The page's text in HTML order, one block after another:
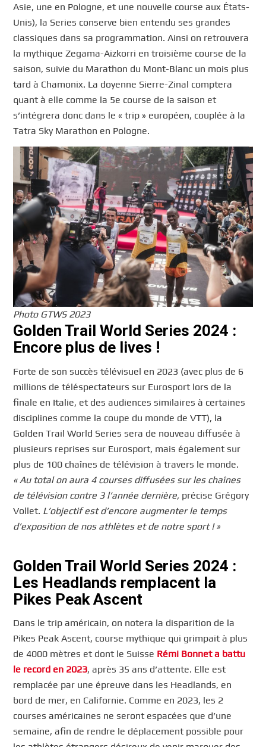
Asie, une en Pologne, et une nouvelle course aux États-
Unis), la Series conserve bien entendu ses grandes
classiques dans sa programmation. Ainsi on retrouvera
la mythique Zegama-Aizkorri en troisième course de la
saison, suivie du Marathon du Mont-Blanc un mois plus
tard à Chamonix. La doyenne Sierre-Zinal comptera
quant à elle comme la 5e course de la saison et
s’intégrera donc dans le « trip » européen, couplée à la
Tatra Sky Marathon en Pologne.
Photo GTWS 2023
Golden Trail World Series 2024 :
Encore plus de lives !
Forte de son succès télévisuel en 2023 (avec plus de 6
millions de téléspectateurs sur Eurosport lors de la
finale en Italie, et des audiences similaires à certaines
disciplines comme la coupe du monde de VTT), la
Golden Trail World Series sera de nouveau diffusée à
plusieurs reprises sur Eurosport, mais également sur
plus de 100 chaînes de télévision à travers le monde.
« Au total on aura 4 courses diffusées sur les chaînes
de télévision contre 3 l’année dernière, précise Grégory
Vollet. L’objectif est d’encore augmenter le temps
d’exposition de nos athlètes et de notre sport ! »
Golden Trail World Series 2024 :
Les Headlands remplacent la
Pikes Peak Ascent
Dans le trip américain, on notera la disparition de la
Pikes Peak Ascent, course mythique qui grimpait à plus
de 4000 mètres et dont le Suisse Rémi Bonnet a battu
le record en 2023, après 35 ans d’attente. Elle est
remplacée par une épreuve dans les Headlands, en
bord de mer, en Californie. Comme en 2023, les 2
courses américaines ne seront espacées que d’une
semaine, afin de rendre le déplacement possible pour